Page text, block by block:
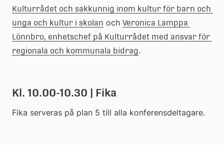
Kulturrådet och sakkunnig inom kultur för barn och
unga och kultur i skolan och Veronica Lamppa
Lönnbro, enhetschef på Kulturrådet med ansvar för
regionala och kommunala bidrag.
Kl. 10.00-10.30 | Fika
Fika serveras på plan 5 till alla konferensdeltagare.